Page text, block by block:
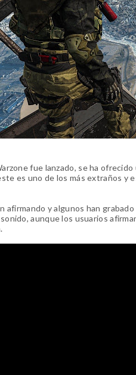
fue lanzado, se ha
es uno de los más extraños
afirmando y algunos han
aunque los usuarios